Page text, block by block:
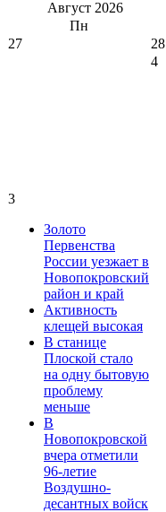
Август 2026
Пн
27
28
3
Золото
Первенства
России уезжает в
Новопокровский
район и край
Активность
клещей высокая
В станице
Плоской стало
на одну бытовую
проблему
меньше
В
Новопокровской
вчера отметили
96-летие
Воздушно-
десантных войск
4